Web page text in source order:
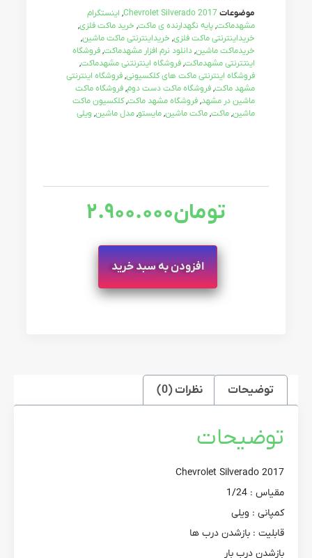
موضوعاتChevrolet Silverado 2017
, اینستگرام
مشهدماکت,پایه نگهدارنده ی ماکت, خرید ماکت فلزی,
خریداینترنتی ماکت فلزی, خریداینترنتی ماکت ماشین,
خریدماکت ماشین,دانلود نرم افزار مشهدماکت,فروشگاه
اینتترنتی مشهدماکت,فروشگاه اینترنتنی مشهدماکت,
فروشگاه اینترنتی ماکت های کلکسیونی,فروشگاه اینترنتی
مشهد ماکت,فروشگاه ماکت دست دوم,فروشگاه ماکت
ماشین در مشهد,فروشگاه مشهد ماکت,کلکسیون ماکت
ماشین,ماکت,ماکت ماشین,مایستو,مدل ماشین, ویلی
تومان2.900.000
افزودن به سبد خرید
توضیحات نظرات (0)
توضیحات
Chevrolet Silverado 2017
مقیاس : 1/24
کمپانی : ویلی
قابلیت : بازشدن درب ها
بازشدن درب بار